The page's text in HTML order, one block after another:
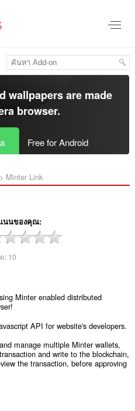
wallpapers are made
browser.
Free for Android
Minter Link‎
นนของคุณ
: 10
Minter enabled distributed
API for website's developers.
manage multiple Minter wallets,
and write to the blockchain,
the transaction, before approving